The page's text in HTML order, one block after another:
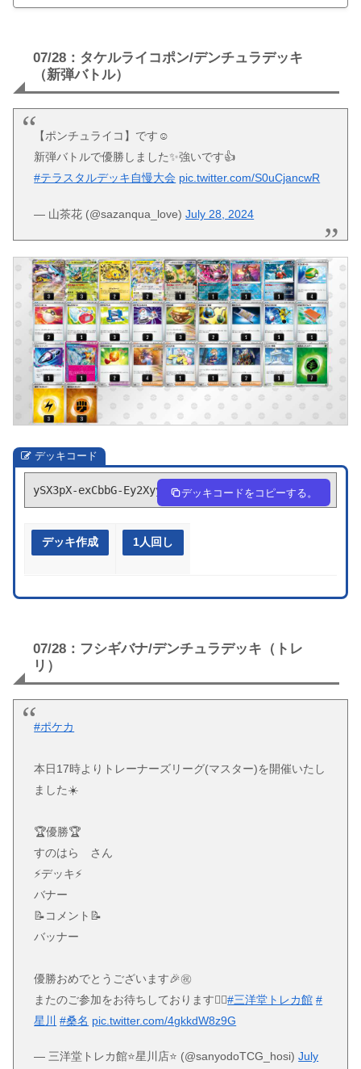
07/28：タケルライコポン/デンチュラデッキ
（新弾バトル）
【ポンチュライコ】です☺️
新弾バトルで優勝しました✨強いです👍
#テラスタルデッキ自慢大会 pic.twitter.com/S0uCjancwR
— 山茶花 (@sazanqua_love)July 28, 2024
デッキコード
ySX3pX-exCbbG-Ey2Xyy デッキコードをコピーする。
デッキ作成 1人回し
07/28：フシギバナ/デンチュラデッキ（トレ
リ）
#ポケカ
本日17時よりトレーナーズリーグ(マスター)を開催いたし
ました☀️
🏆優勝🏆
すのはら さん
⚡️デッキ⚡️
バナー
📝コメント📝
バッナー
優勝おめでとうございます🎉㊗️
またのご参加をお待ちしております🙇‍♂️#三洋堂トレカ館 #
星川
#桑名 pic.twitter.com/4gkkdW8z9G
— 三洋堂トレカ館⭐️星川店⭐️ (@sanyodoTCG_hosi)July